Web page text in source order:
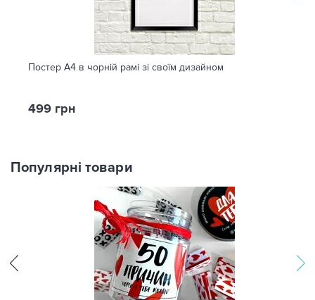
Постер А4 в чорній рамі зі своїм дизайном
499 грн
Популярні товари